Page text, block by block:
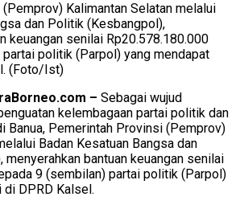
Kalimantan Selatan melalui
dan Politik (Kesbangpol),
keuangan senilai Rp20.578.180.000
politik (Parpol) yang mendapat
(Foto/Ist)
– Sebagai wujud
kelembagaan partai politik dan
Banua, Pemerintah Provinsi (Pemprov)
Badan Kesatuan Bangsa dan
bantuan keuangan senilai
9 (sembilan) partai politik (Parpol)
DPRD Kalsel.